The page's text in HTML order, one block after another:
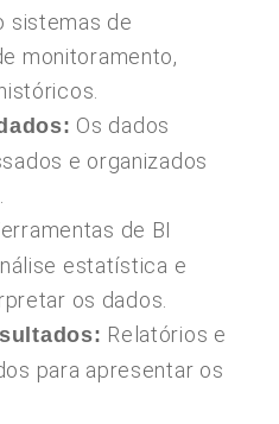
sistemas de
monitoramento,
Os dados
e organizados
de BI
estatística e
os dados.
Relatórios e
para apresentar os